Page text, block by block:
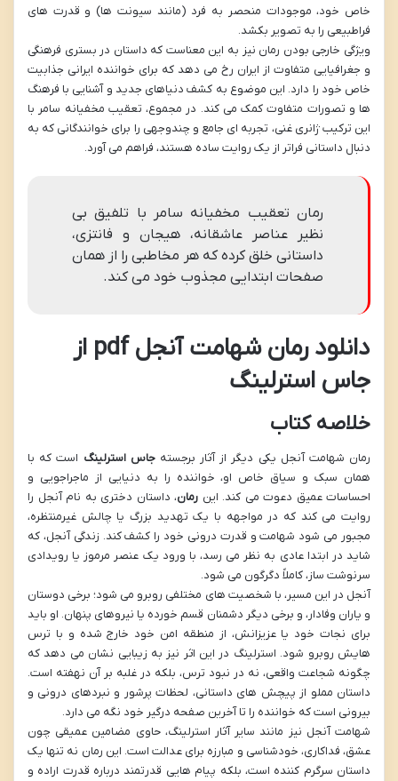
خاص خود، موجودات منحصر به فرد (مانند سیونت ها) و قدرت های
فراطبیعی را به تصویر بکشد.
ویژگی خارجی بودن رمان نیز به این معناست که داستان در بستری فرهنگی
و جغرافیایی متفاوت از ایران رخ می دهد که برای خواننده ایرانی جذابیت
خاص خود را دارد. این موضوع به کشف دنیاهای جدید و آشنایی با فرهنگ
ها و تصورات متفاوت کمک می کند. در مجموع، تعقیب مخفیانه سامر با
این ترکیب ژانری غنی، تجربه ای جامع و چندوجهی را برای خوانندگانی که به
دنبال داستانی فراتر از یک روایت ساده هستند، فراهم می آورد.
رمان تعقیب مخفیانه سامر با تلفیق بی
نظیر عناصر عاشقانه، هیجان و فانتزی،
داستانی خلق کرده که هر مخاطبی را از همان
صفحات ابتدایی مجذوب خود می کند.
دانلود رمان شهامت آنجل pdf از
جاس استرلینگ
خلاصه کتاب
رمان شهامت آنجل یکی دیگر از آثار برجستهجاس استرلینگ است که با
همان سبک و سیاق خاص او، خواننده را به دنیایی از ماجراجویی و
احساسات عمیق دعوت می کند. این رمان، داستان دختری به نام آنجل را
روایت می کند که در مواجهه با یک تهدید بزرگ یا چالش غیرمنتظره،
مجبور می شود شهامت و قدرت درونی خود را کشف کند. زندگی آنجل، که
شاید در ابتدا عادی به نظر می رسد، با ورود یک عنصر مرموز یا رویدادی
سرنوشت ساز، کاملاً دگرگون می شود.
آنجل در این مسیر، با شخصیت های مختلفی روبرو می شود؛ برخی دوستان
و یاران وفادار، و برخی دیگر دشمنان قسم خورده یا نیروهای پنهان. او باید
برای نجات خود یا عزیزانش، از منطقه امن خود خارج شده و با ترس
هایش روبرو شود. استرلینگ در این اثر نیز به زیبایی نشان می دهد که
چگونه شجاعت واقعی، نه در نبود ترس، بلکه در غلبه بر آن نهفته است.
داستان مملو از پیچش های داستانی، لحظات پرشور و نبردهای درونی و
بیرونی است که خواننده را تا آخرین صفحه درگیر خود نگه می دارد.
شهامت آنجل نیز مانند سایر آثار استرلینگ، حاوی مضامین عمیقی چون
عشق، فداکاری، خودشناسی و مبارزه برای عدالت است. این رمان نه تنها یک
داستان سرگرم کننده است، بلکه پیام هایی قدرتمند درباره قدرت اراده و